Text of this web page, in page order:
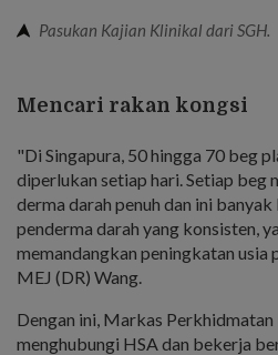
Pasukan Kajian Klinikal dari SGH.
Mencari rakan kongsi
"Di Singapura, 50 hingga 70 beg
diperlukan setiap hari. Setiap beg
derma darah penuh dan ini
penderma darah yang konsisten,
memandangkan peningkatan usia
MEJ (DR) Wang.
Dengan ini, Markas
menghubungi HSA dan bekerja